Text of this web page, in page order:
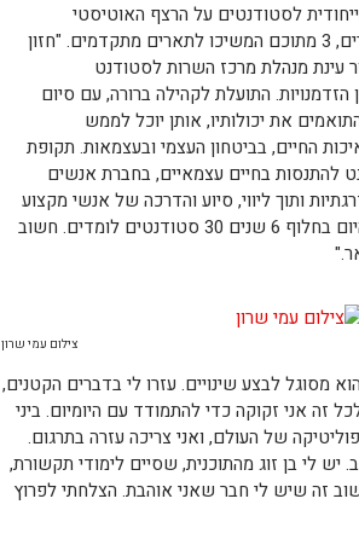
לסטודנטים על הרצף האוטיסטי
בלימודים אקדמאיים. בשנה"ל תשע"ד סיימו את לימודיהם 8 בוגרים, 3 מתוכם המשיכו לתארים מתקדמים. "חזון
עינת מנהלת מרכז השרות לסטודנט
התועלת לקהילה ברורה, עם סיום
את יכולותיו, אותן יוכל לממש
החיים, בביטחון העצמי ובעצמאות. תקופת
להתנסות בחיים עצמאיים, בחברת אנשים
ותוך ליווי, סיוע והדרכה של אנשי מקצוע
וסטודנטים חונכים. בתחילת הדרך ב- 2008 החלו 2 סטודנטים, היום בחלוף 6 שנים 30 סטודנטים לומדים. חשוב
צילום עמי שרון
מסוגל לבצע שינויים. עזרו לי בדברים הקטנים,
אני זקוקה כדי להתמודד עם היומיום. ביני
של העולם, ואני צריכה עזרה בתרגום.
לי בן זוג מהתוכנית, שסיים לימודי תקשורת,
זה שיש לי חבר שאני אוהבת. הצלחתי לפרוץ